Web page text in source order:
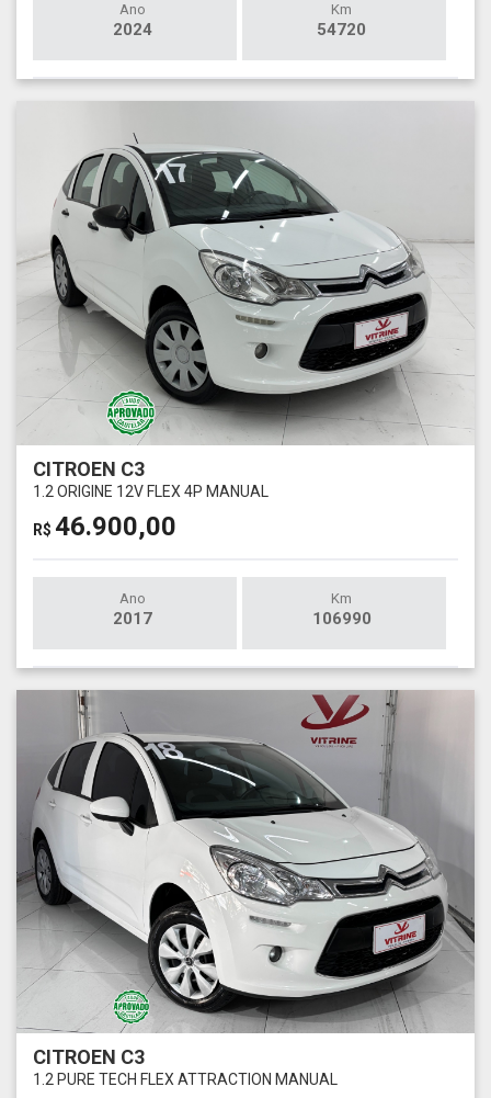
Ano
2024
Km
54720
CITROEN C3
1.2 ORIGINE 12V FLEX 4P MANUAL
R$ 46.900,00
Ano
2017
Km
106990
CITROEN C3
1.2 PURE TECH FLEX ATTRACTION MANUAL